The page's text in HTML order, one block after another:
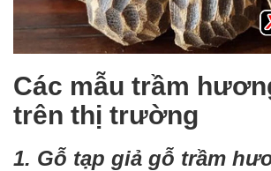
Các mẫu trầm
trên thị trường
1. Gỗ tạp giả gỗ trầm